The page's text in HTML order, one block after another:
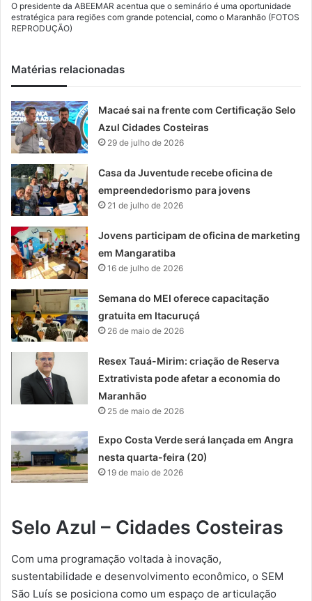
O presidente da ABEEMAR acentua que o seminário é uma oportunidade
estratégica para regiões com grande potencial, como o Maranhão (FOTOS
REPRODUÇÃO)
Matérias relacionadas
Macaé sai na frente com Certificação Selo
Azul Cidades Costeiras
29 de julho de 2026
Casa da Juventude recebe oficina de
empreendedorismo para jovens
21 de julho de 2026
Jovens participam de oficina de marketing
em Mangaratiba
16 de julho de 2026
Semana do MEI oferece capacitação
gratuita em Itacuruçá
26 de maio de 2026
Resex Tauá-Mirim: criação de Reserva
Extrativista pode afetar a economia do
Maranhão
25 de maio de 2026
Expo Costa Verde será lançada em Angra
nesta quarta-feira (20)
19 de maio de 2026
Selo Azul – Cidades Costeiras
Com uma programação voltada à inovação,
sustentabilidade e desenvolvimento econômico, o SEM
São Luís se posiciona como um espaço de articulação